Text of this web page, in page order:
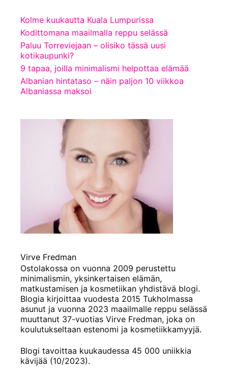
Kolme kuukautta Kuala Lumpurissa
Kodittomana maailmalla reppu selässä
Paluu Torreviejaan – olisiko tässä uusi
kotikaupunki?
9 tapaa, joilla minimalismi helpottaa elämää
Albanian hintataso – näin paljon 10 viikkoa
Albaniassa maksoi
Virve Fredman
Ostolakossa on vuonna 2009 perustettu
minimalismin, yksinkertaisen elämän,
matkustamisen ja kosmetiikan yhdistävä blogi.
Blogia kirjoittaa vuodesta 2015 Tukholmassa
asunut ja vuonna 2023 maailmalle reppu selässä
muuttanut 37-vuotias Virve Fredman, joka on
koulutukseltaan estenomi ja kosmetiikkamyyjä.
Blogi tavoittaa kuukaudessa 45 000 uniikkia
kävijää (10/2023).